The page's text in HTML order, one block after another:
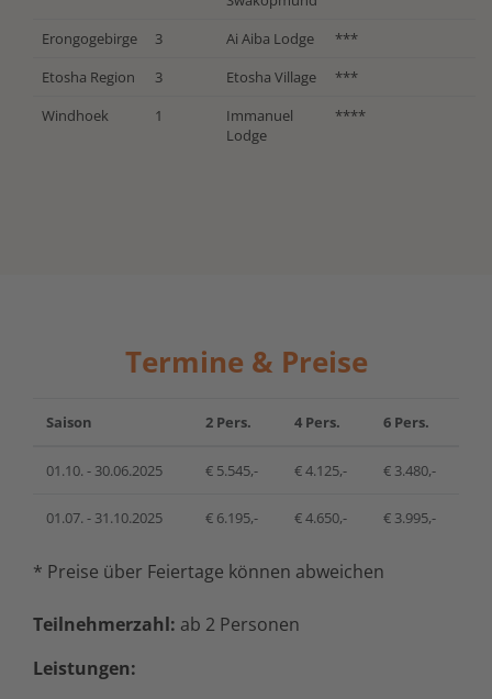
Erongogebirge
3 Ai Aiba Lodge
***
Etosha Region
3 Etosha Village
***
Windhoek
1
Immanuel
Lodge
****
Termine & Preise
Saison 2 Pers. 4 Pers. 6 Pers.
01.10. - 30.06.2025 € 5.545,- € 4.125,- € 3.480,-
01.07. - 31.10.2025 € 6.195,- € 4.650,- € 3.995,-
* Preise über Feiertage können abweichen
Teilnehmerzahl: ab 2 Personen
Leistungen: